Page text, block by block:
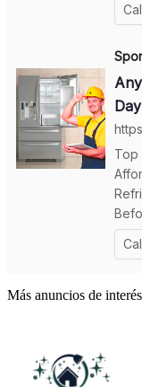
Más anuncios de interés